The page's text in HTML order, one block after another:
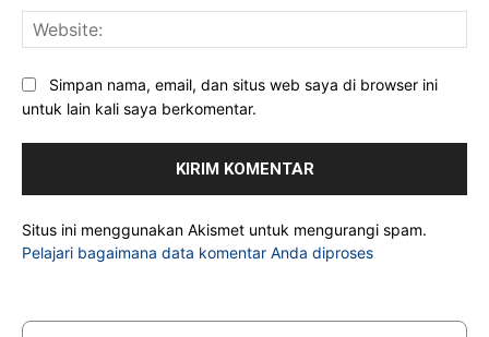
Simpan nama, email, dan situs web saya di browser ini
untuk lain kali saya berkomentar.
Situs ini menggunakan Akismet untuk mengurangi spam.
Pelajari bagaimana data komentar Anda diproses